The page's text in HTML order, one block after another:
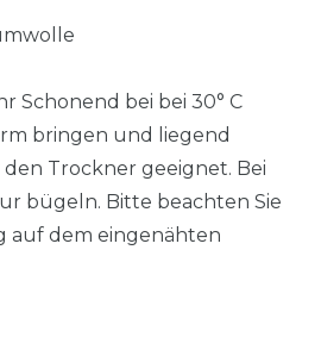
Schonend bei bei 30° C
bringen und liegend
Trockner geeignet. Bei
bügeln. Bitte beachten Sie
auf dem eingenähten